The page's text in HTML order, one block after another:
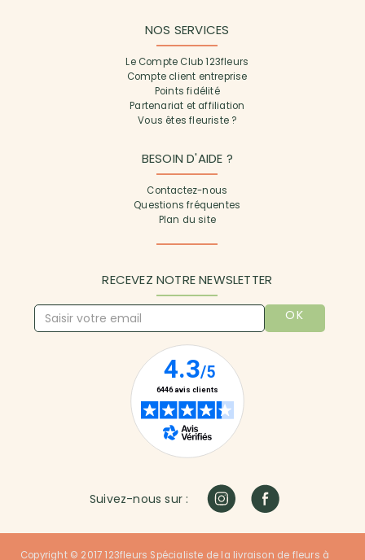
NOS SERVICES
Le Compte Club 123fleurs
Compte client entreprise
Points fidélité
Partenariat et affiliation
Vous êtes fleuriste ?
BESOIN D'AIDE ?
Contactez-nous
Questions fréquentes
Plan du site
RECEVEZ NOTRE NEWSLETTER
OK
Suivez-nous sur :
Copyright © 2017 123fleurs Spécialiste de la livraison de fleurs à